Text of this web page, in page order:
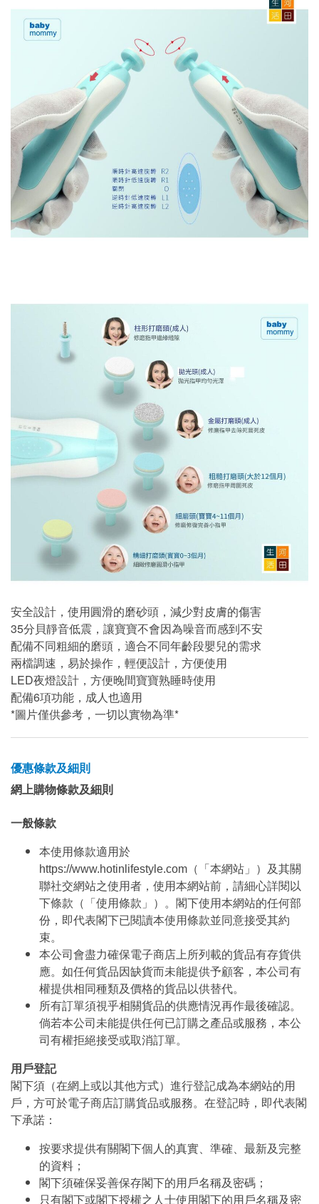
安全設計，使用圓滑的磨砂頭，減少對皮膚的傷害
35分貝靜音低震，讓寶寶不會因為噪音而感到不安
配備不同粗細的磨頭，適合不同年齡段嬰兒的需求
兩檔調速，易於操作，輕便設計，方便使用
LED夜燈設計，方便晚間寶寶熟睡時使用
配備6項功能，成人也適用
*圖片僅供參考，一切以實物為準*
優惠條款及細則
網上購物條款及細則
一般條款
本使用條款適用於
https://www.hotinlifestyle.com（「本網站」）及其關
聯社交網站之使用者，使用本網站前，請細心詳閱以
下條款（「使用條款」）。閣下使用本網站的任何部
份，即代表閣下已閱讀本使用條款並同意接受其約
束。
本公司會盡力確保電子商店上所列載的貨品有存貨供
應。如任何貨品因缺貨而未能提供予顧客，本公司有
權提供相同種類及價格的貨品以供替代。
所有訂單須視乎相關貨品的供應情況再作最後確認。
倘若本公司未能提供任何已訂購之產品或服務，本公
司有權拒絕接受或取消訂單。
用戶登記
閣下須（在網上或以其他方式）進行登記成為本網站的用
戶，方可於電子商店訂購貨品或服務。在登記時，即代表閣
下承諾：
按要求提供有關閣下個人的真實、準確、最新及完整
的資料；
閣下須確保妥善保存閣下的用戶名稱及密碼；
只有閣下或閣下授權之人士使用閣下的用戶名稱及密